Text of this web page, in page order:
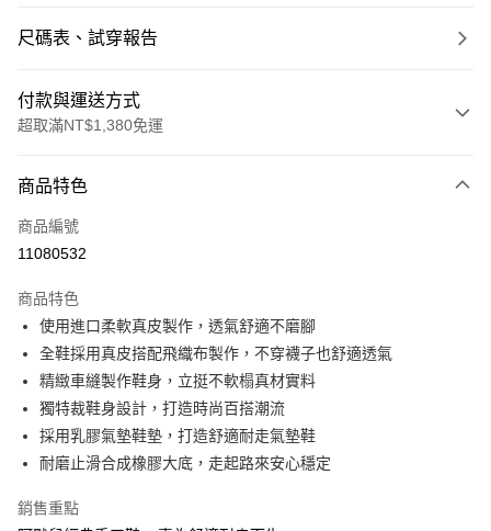
尺碼表、試穿報告
付款與運送方式
超取滿NT$1,380免運
信用卡一次付款
信用卡分期付款
合作金庫商業銀行
華南商業銀行
彰化商業銀行
上海商業儲蓄銀行
台北富邦商業銀行
國泰世華商業銀行
兆豐國際商業銀行
臺灣中小企業銀行
台中商業銀行
匯豐（台灣）商業銀行
華泰商業銀行
聯邦商業銀行
遠東國際商業銀行
元大商業銀行
永豐商業銀行
台新國際商業銀行
超商取貨付款
LINE Pay
Apple Pay
街口支付
Google Pay
商品特色
商品編號
11080532
商品特色
使用進口柔軟真皮製作，透氣舒適不磨腳
全鞋採用真皮搭配飛織布製作，不穿襪子也舒適透氣
精緻車縫製作鞋身，立挺不軟榻真材實料
獨特裁鞋身設計，打造時尚百搭潮流
採用乳膠氣墊鞋墊，打造舒適耐走氣墊鞋
耐磨止滑合成橡膠大底，走起路來安心穩定
銷售重點